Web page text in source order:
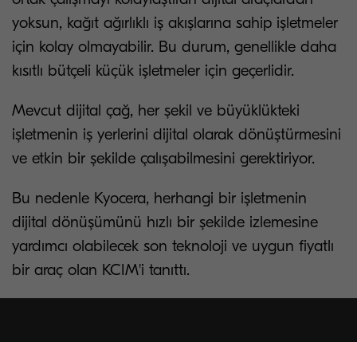
yoksun, kağıt ağırlıklı iş akışlarına sahip işletmeler
için kolay olmayabilir. Bu durum, genellikle daha
kısıtlı bütçeli küçük işletmeler için geçerlidir.
Mevcut dijital çağ, her şekil ve büyüklükteki
işletmenin iş yerlerini dijital olarak dönüştürmesini
ve etkin bir şekilde çalışabilmesini gerektiriyor.
Bu nedenle Kyocera, herhangi bir işletmenin
dijital dönüşümünü hızlı bir şekilde izlemesine
yardımcı olabilecek son teknoloji ve uygun fiyatlı
bir araç olan KCIM'i tanıttı.